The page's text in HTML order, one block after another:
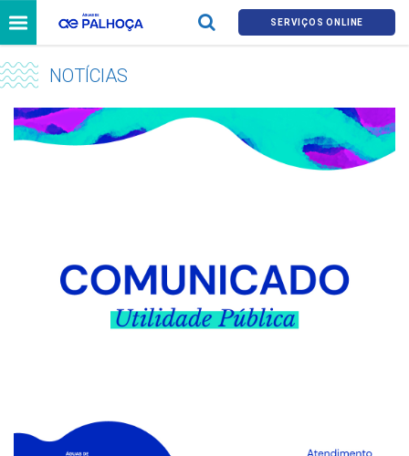
SERVIÇOS ONLINE
NOTÍCIAS